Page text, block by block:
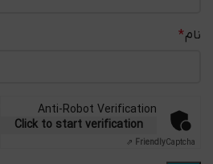
نام*
Anti-Robot Verification
Click to start verification
FriendlyCaptcha ⇗